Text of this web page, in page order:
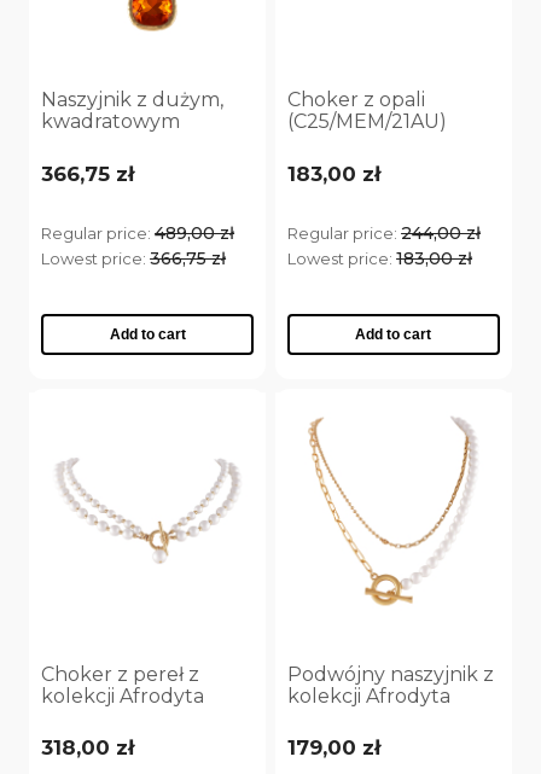
Naszyjnik z dużym,
kwadratowym
(C25/JES/62AU)
366,75 zł
Regular price:489,00 zł
Lowest price:366,75 zł
Add to cart
Choker z opali
(C25/MEM/21AU)
183,00 zł
Regular price:244,00 zł
Lowest price:183,00 zł
Add to cart
Choker z pereł z
kolekcji Afrodyta
Nieścior
(C25/KN/08AU)
318,00 zł
Podwójny naszyjnik z
kolekcji Afrodyta
Nieścior
(C25/KN/09AU)
179,00 zł